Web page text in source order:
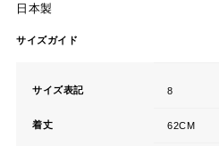
日本製
サイズガイド
サイズ表記 8
着丈 62CM